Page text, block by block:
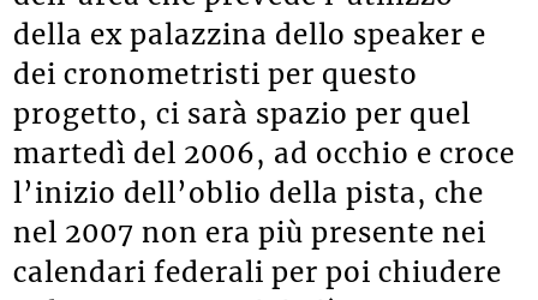
dell’area che prevede l’utilizzo
della ex palazzina dello speaker e
dei cronometristi per questo
progetto, ci sarà spazio per quel
martedì del 2006, ad occhio e croce
l’inizio dell’oblio della pista, che
nel 2007 non era più presente nei